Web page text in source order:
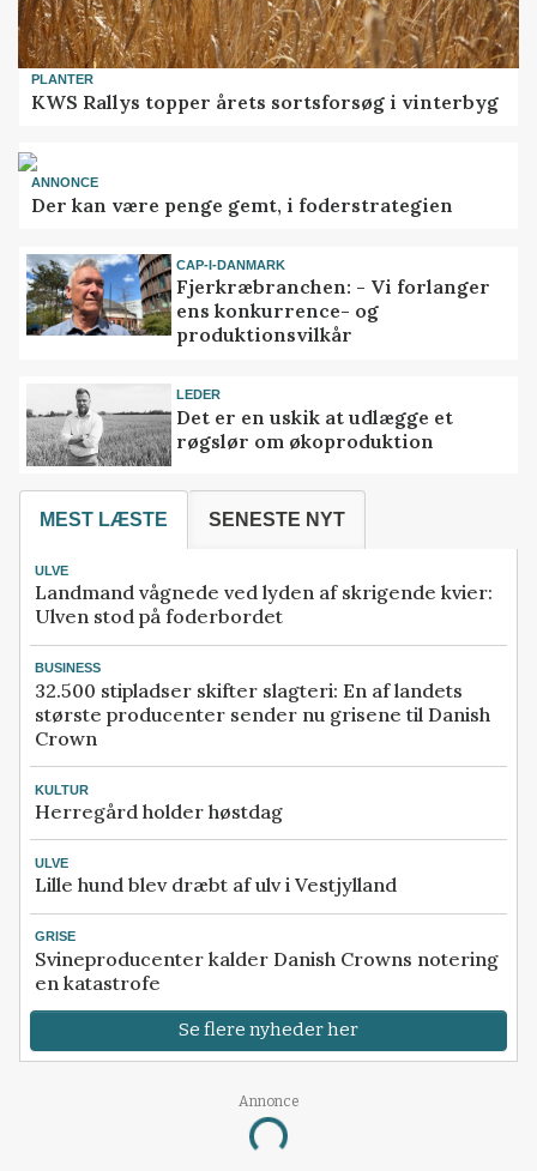
PLANTER
KWS Rallys topper årets sortsforsøg i vinterbyg
ANNONCE
Der kan være penge gemt, i foderstrategien
CAP-I-DANMARK
Fjerkræbranchen: - Vi forlanger
ens konkurrence- og
produktionsvilkår
LEDER
Det er en uskik at udlægge et
røgslør om økoproduktion
MEST LÆSTE SENESTE NYT
ULVE
Landmand vågnede ved lyden af skrigende kvier:
Ulven stod på foderbordet
BUSINESS
32.500 stipladser skifter slagteri: En af landets
største producenter sender nu grisene til Danish
Crown
KULTUR
Herregård holder høstdag
ULVE
Lille hund blev dræbt af ulv i Vestjylland
GRISE
Svineproducenter kalder Danish Crowns notering
en katastrofe
Se flere nyheder her
Annonce
Loading...